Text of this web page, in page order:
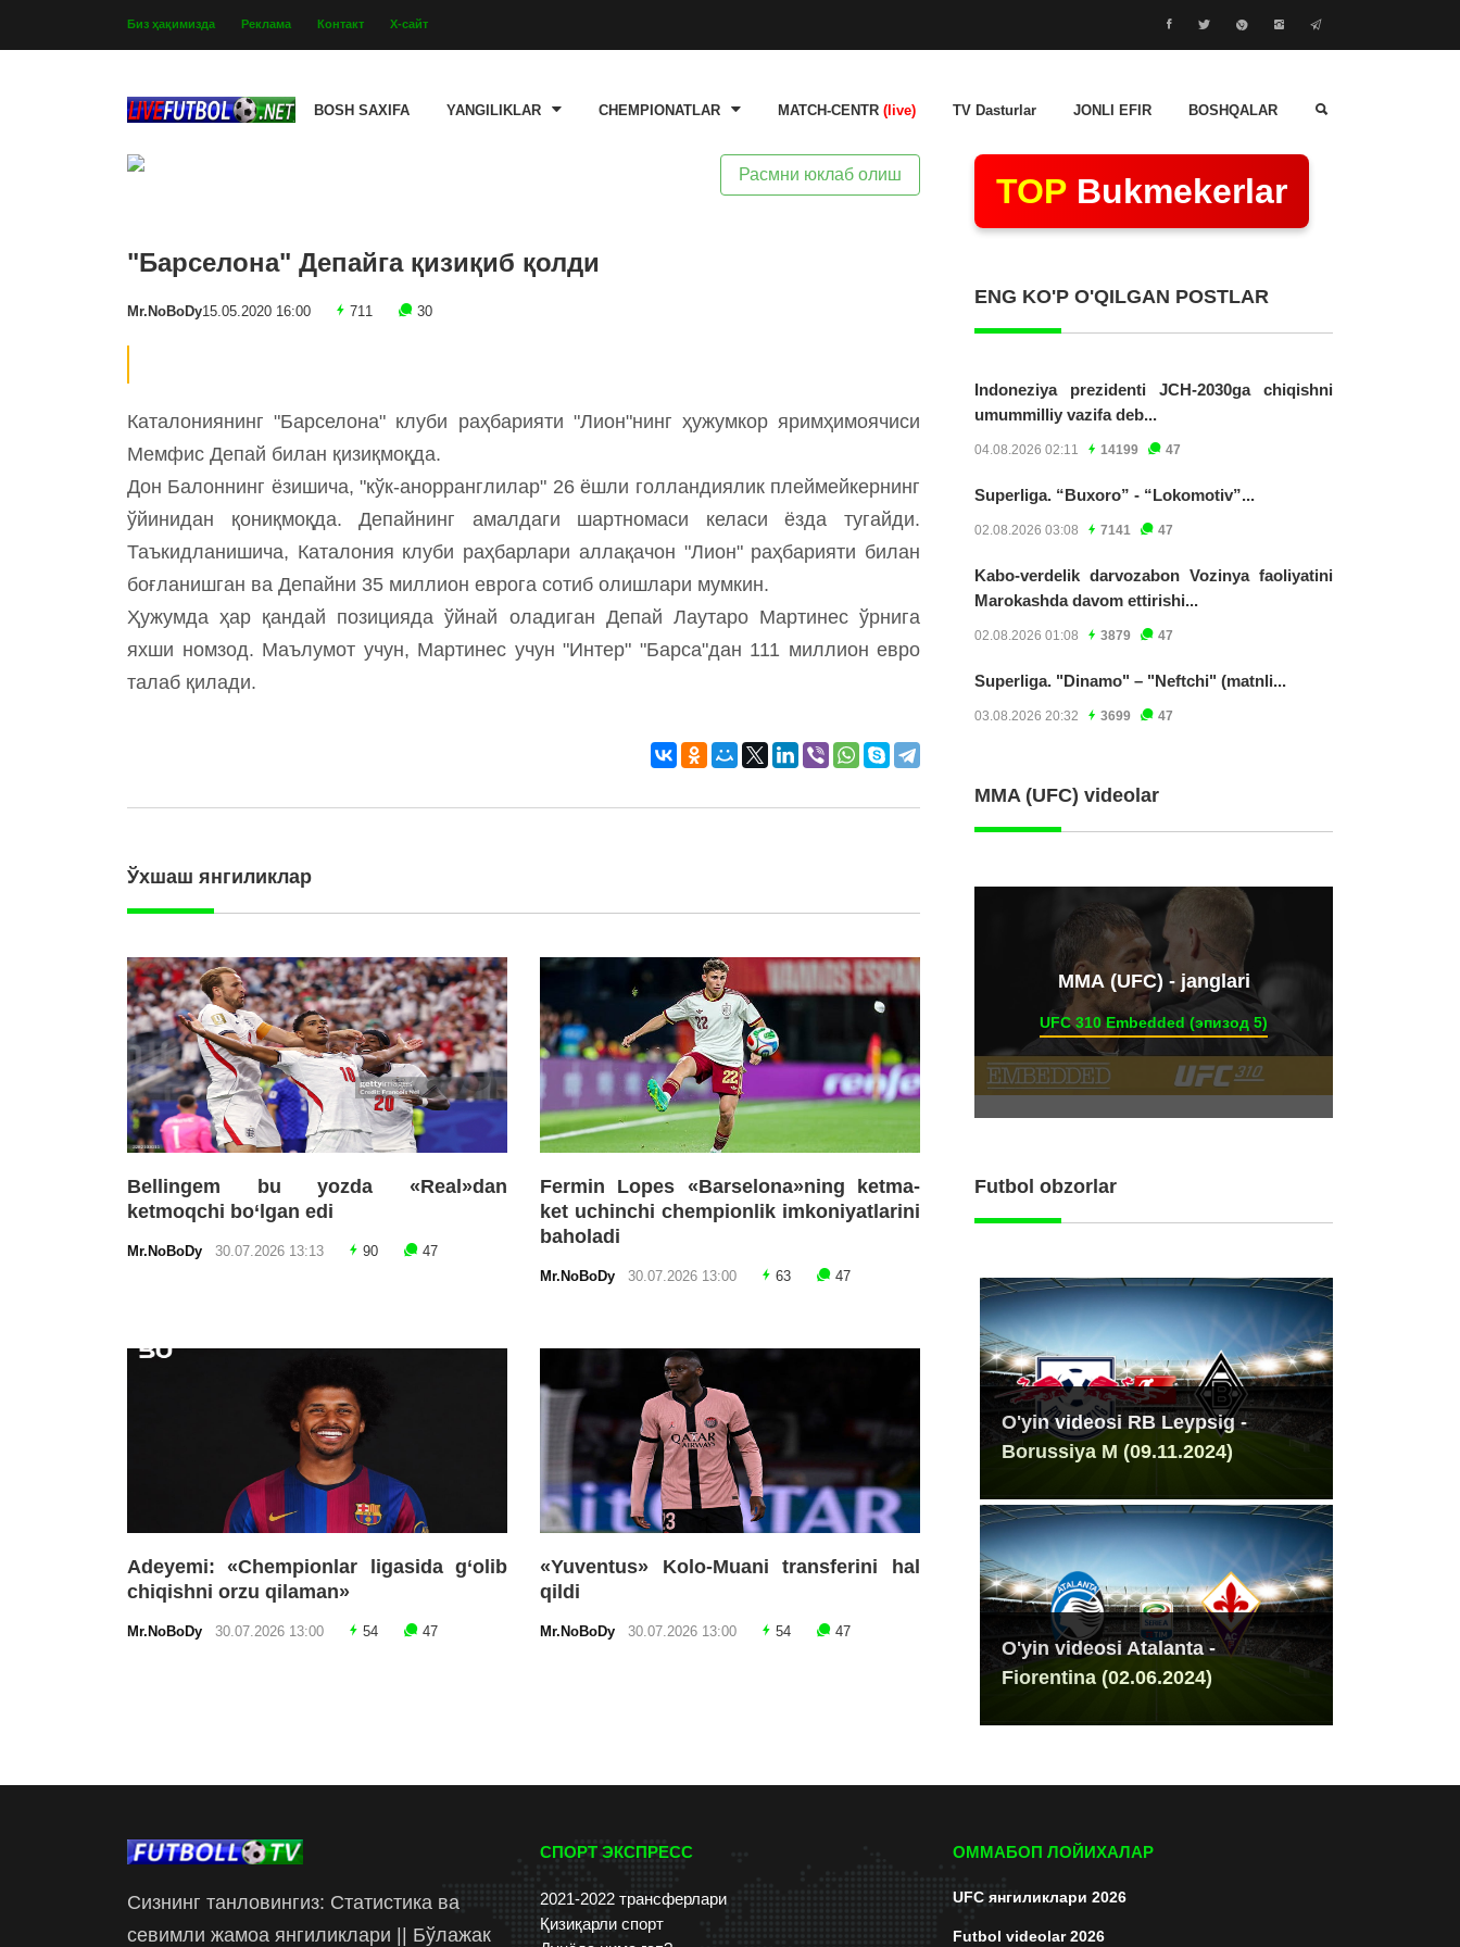
Биз ҳақимизда Реклама Контакт Х-сайт
BOSH SAXIFA YANGILIKLAR CHEMPIONATLAR MATCH-CENTR (live) TV Dasturlar JONLI EFIR BOSHQALAR
Расмни юклаб олиш
"Барселона" Депайга қизиқиб қолди
Mr.NoBoDy15.05.2020 16:00 711 30
Каталониянинг "Барселона" клуби раҳбарияти "Лион"нинг ҳужумкор яримҳимоячиси
Мемфис Депай билан қизиқмоқда.
Дон Балоннинг ёзишича, "кўк-анорранглилар" 26 ёшли голландиялик плеймейкернинг
ўйинидан қониқмоқда. Депайнинг амалдаги шартномаси келаси ёзда тугайди.
Таъкидланишича, Каталония клуби раҳбарлари аллақачон "Лион" раҳбарияти билан
боғланишган ва Депайни 35 миллион еврога сотиб олишлари мумкин.
Ҳужумда ҳар қандай позицияда ўйнай оладиган Депай Лаутаро Мартинес ўрнига
яхши номзод. Маълумот учун, Мартинес учун "Интер" "Барcа"дан 111 миллион евро
талаб қилади.
Ўхшаш янгиликлар
Bellingem bu yozda «Real»dan
ketmoqchi bo‘lgan edi
Mr.NoBoDy 30.07.2026 13:13 90 47
Fermin Lopes «Barselona»ning ketma-
ket uchinchi chempionlik imkoniyatlarini
baholadi
Mr.NoBoDy 30.07.2026 13:00 63 47
Adeyemi: «Chempionlar ligasida g‘olib
chiqishni orzu qilaman»
Mr.NoBoDy 30.07.2026 13:00 54 47
«Yuventus» Kolo-Muani transferini hal
qildi
Mr.NoBoDy 30.07.2026 13:00 54 47
TOP Bukmekerlar
ENG KO'P O'QILGAN POSTLAR
Indoneziya prezidenti JCH-2030ga chiqishni
umummilliy vazifa deb...
04.08.2026 02:11 14199 47
Superliga. “Buxoro” - “Lokomotiv”...
02.08.2026 03:08 7141 47
Kabo-verdelik darvozabon Vozinya faoliyatini
Marokashda davom ettirishi...
02.08.2026 01:08 3879 47
Superliga. "Dinamo" – "Neftchi" (matnli...
03.08.2026 20:32 3699 47
MMA (UFC) videolar
ММА (UFC) - janglari
UFC 310 Embedded (эпизод 5)
Futbol obzorlar
O'yin videosi RB Leypsig -
Borussiya M (09.11.2024)
O'yin videosi Atalanta -
Fiorentina (02.06.2024)
Сизнинг танловингиз: Статистика ва
севимли жамоа янгиликлари || Бўлажак
СПОРТ ЭКСПРЕСС
2021-2022 трансферлари
Қизиқарли спорт
ОММАБОП ЛОЙИХАЛАР
UFC янгиликлари 2026
Futbol videolar 2026